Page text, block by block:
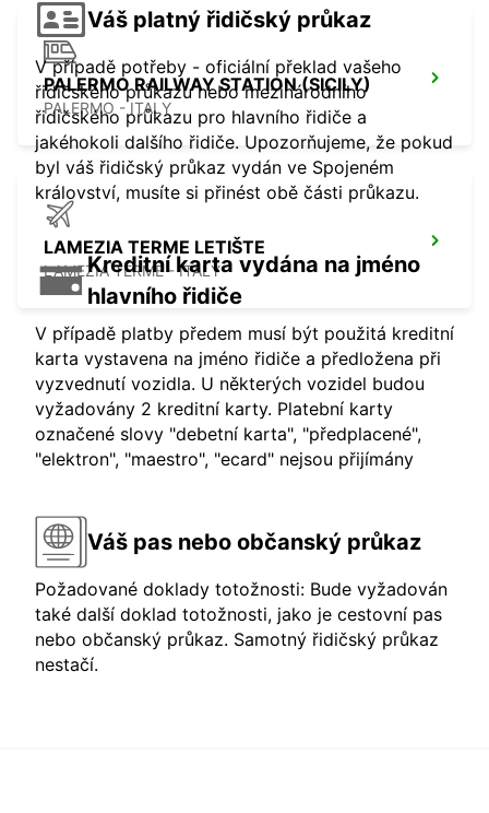
PALERMO RAILWAY STATION (SICILY)
PALERMO - ITALY
LAMEZIA TERME LETIŠTE
LAMEZIA TERME - ITALY
Váš platný řidičský průkaz
V případě potřeby - oficiální překlad vašeho
řidičského průkazu nebo mezinárodního
řidičského průkazu pro hlavního řidiče a
jakéhokoli dalšího řidiče. Upozorňujeme, že pokud
byl váš řidičský průkaz vydán ve Spojeném
království, musíte si přinést obě části průkazu.
Kreditní karta vydána na jméno
hlavního řidiče
V případě platby předem musí být použitá kreditní
karta vystavena na jméno řidiče a předložena při
vyzvednutí vozidla. U některých vozidel budou
vyžadovány 2 kreditní karty. Platební karty
označené slovy "debetní karta", "předplacené",
"elektron", "maestro", "ecard" nejsou přijímány
Váš pas nebo občanský průkaz
Požadované doklady totožnosti: Bude vyžadován
také další doklad totožnosti, jako je cestovní pas
nebo občanský průkaz. Samotný řidičský průkaz
nestačí.